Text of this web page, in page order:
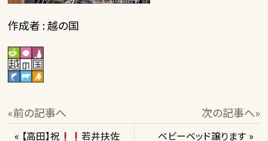
作成者 : 越の国
«前の記事へ 次の記事へ»
« 【高田】祝
若井扶佐
ベビーベッド譲ります »